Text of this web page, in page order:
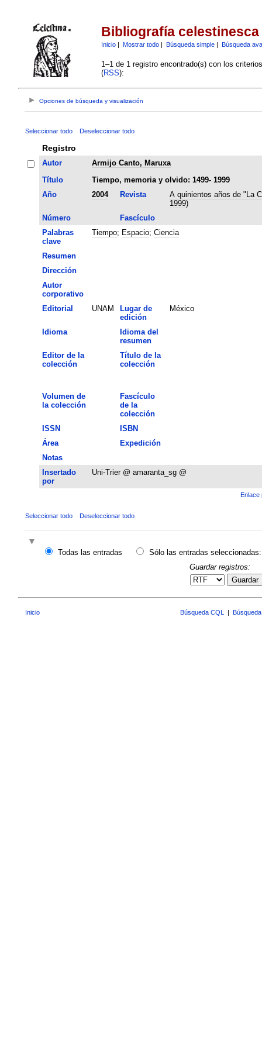
Bibliografía celestinesca
Inicio| Mostrar todo| Búsqueda simple| Búsqueda
1–1 de 1 registro encontrado(s) con los
(RSS):
Opciones de búsqueda y visualización
Seleccionar todo Deseleccionar todo
Registro
Autor
Armijo Canto, Maruxa
Título
Tiempo, memoria y olvido: 1499- 1999
Año
2004 Revista
A quinientos años de "La
1999)
Número
Fascículo
Palabras
clave
Tiempo; Espacio; Ciencia
Resumen
Dirección
Autor
corporativo
Editorial
UNAM
Lugar de
edición
México
Idioma
Idioma del
resumen
Editor de la
colección
Título de la
colección
Volumen de
la colección
Fascículo
de la
colección
ISSN
ISBN
Área
Expedición
Notas
Insertado
por
Uni-Trier @ amaranta_sg @
Enlace
Seleccionar todo Deseleccionar todo
Todas las entradas
Sólo las entradas seleccionadas:
Guardar registros:
Guardar
Inicio Búsqueda CQL